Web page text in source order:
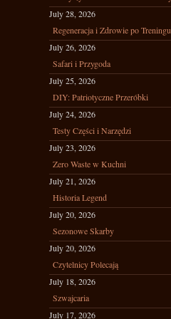
July 28, 2026
Regeneracja i Zdrowie po Treningu
July 26, 2026
Safari i Przygoda
July 25, 2026
DIY: Patriotyczne Przeróbki
July 24, 2026
Testy Części i Narzędzi
July 23, 2026
Zero Waste w Kuchni
July 21, 2026
Historia Legend
July 20, 2026
Sezonowe Skarby
July 20, 2026
Czytelnicy Polecają
July 18, 2026
Szwajcaria
July 17, 2026